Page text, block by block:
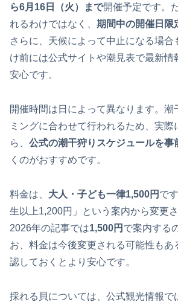
ら6月16日（火）まで開催予定です。
れるわけではなく、 期間中の開催日限
さらに、天候によって中止になる場合
け前には公式サイトや潮見表で最新情
安心です。
開催時間は日によって異なります。潮
ミングに合わせて行われるため、実際
ら、 公式の潮干狩りスケジュールを事
くのがおすすめです。
料金は、 大人・子ども一律1,500円 で
生以上1,200円」という案内から変更
2026年の記事では1,500円 で案内する
お、料金は今後変更される可能性もあ
認しておくとより安心です。
採れる貝については、公式観光情報で